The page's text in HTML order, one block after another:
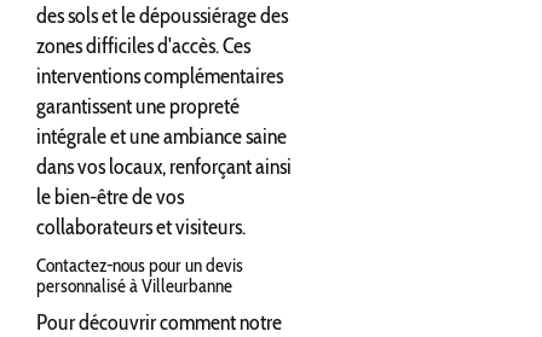
des sols et le dépoussiérage des
zones difficiles d'accès. Ces
interventions complémentaires
garantissent une propreté
intégrale et une ambiance saine
dans vos locaux, renforçant ainsi
le bien-être de vos
collaborateurs et visiteurs.
Contactez-nous pour un devis
personnalisé à Villeurbanne
Pour découvrir comment notre